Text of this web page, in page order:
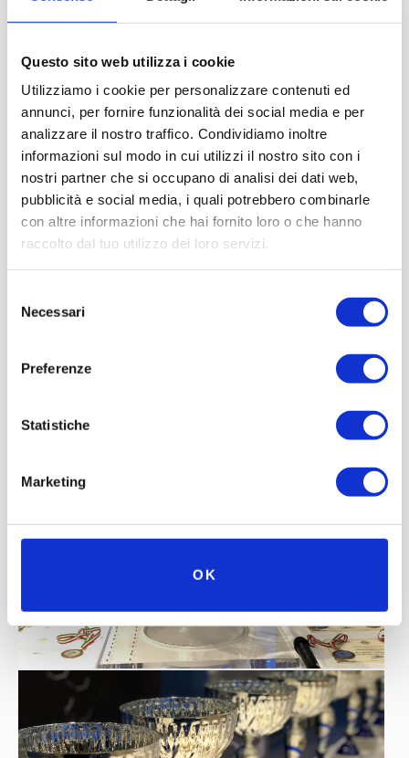
Questo sito web utilizza i cookie
Utilizziamo i cookie per personalizzare contenuti ed
annunci, per fornire funzionalità dei social media e per
analizzare il nostro traffico. Condividiamo inoltre
informazioni sul modo in cui utilizzi il nostro sito con i
nostri partner che si occupano di analisi dei dati web,
pubblicità e social media, i quali potrebbero combinarle
con altre informazioni che hai fornito loro o che hanno
raccolto dal tuo utilizzo dei loro servizi.
delNecessari
Preferenze
Statistiche
Marketing
OK